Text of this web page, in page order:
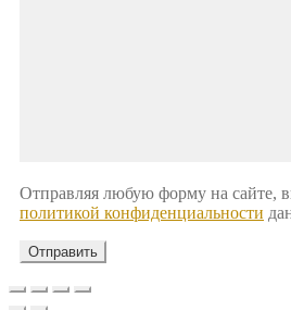
Отправляя любую форму на сайте,
политикой конфиденциальности